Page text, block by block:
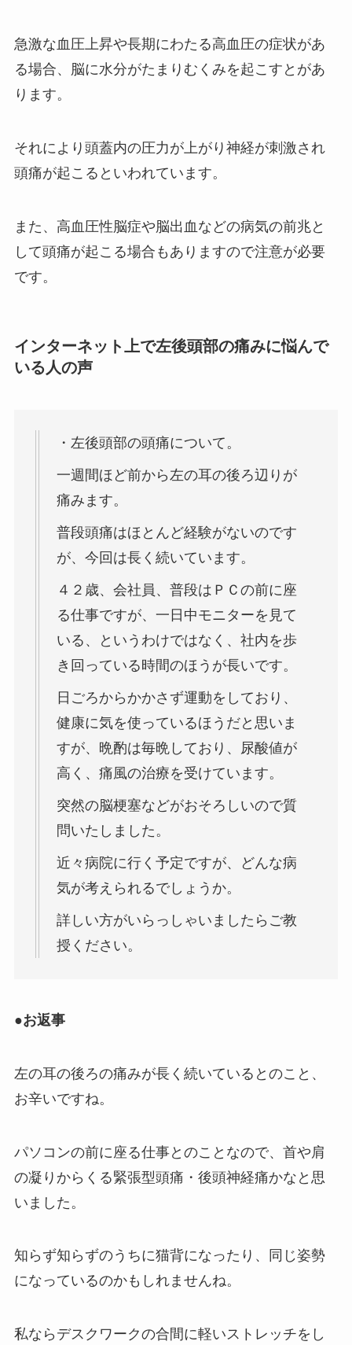
急激な血圧上昇や長期にわたる高血圧の症状があ
る場合、脳に水分がたまりむくみを起こすとがあ
ります。
それにより頭蓋内の圧力が上がり神経が刺激され
頭痛が起こるといわれています。
また、高血圧性脳症や脳出血などの病気の前兆と
して頭痛が起こる場合もありますので注意が必要
です。
インターネット上で左後頭部の痛みに悩んで
いる人の声
・左後頭部の頭痛について。
一週間ほど前から左の耳の後ろ辺りが
痛みます。
普段頭痛はほとんど経験がないのです
が、今回は長く続いています。
４２歳、会社員、普段はＰＣの前に座
る仕事ですが、一日中モニターを見て
いる、というわけではなく、社内を歩
き回っている時間のほうが長いです。
日ごろからかかさず運動をしており、
健康に気を使っているほうだと思いま
すが、晩酌は毎晩しており、尿酸値が
高く、痛風の治療を受けています。
突然の脳梗塞などがおそろしいので質
問いたしました。
近々病院に行く予定ですが、どんな病
気が考えられるでしょうか。
詳しい方がいらっしゃいましたらご教
授ください。
●お返事
左の耳の後ろの痛みが長く続いているとのこと、
お辛いですね。
パソコンの前に座る仕事とのことなので、首や肩
の凝りからくる緊張型頭痛・後頭神経痛かなと思
いました。
知らず知らずのうちに猫背になったり、同じ姿勢
になっているのかもしれませんね。
私ならデスクワークの合間に軽いストレッチをし